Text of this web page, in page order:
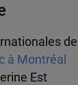
à Montréal
Est